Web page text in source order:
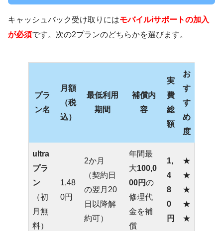
キャッシュバック受け取りにはモバイルiサポートの加入
が必須です。次の2プランのどちらかを選びます。
プラ
ン名
月額
（税
込）
最低利用
期間
補償内
容
実
費
総
額
お
す
す
め
度
ultra
プラ
ン
（初
月無
料）
1,48
0円
2か月
（契約日
の翌月20
日以降解
約可）
年間最
大100,0
00円の
修理代
金を補
償
1,
4
8
0
円
★
★
★
★
★